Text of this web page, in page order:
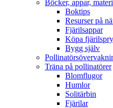
Böcker, appar,
Boktips
Resurser på
Fjärilsappar
Köpa
Bygg själv
Träna på pollinatörer
Blomflugor
Humlor
Solitärbin
Fjärilar